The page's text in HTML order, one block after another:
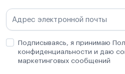
Подписываясь, я принимаю
конфиденциальности и даю
маркетинговых сообщений